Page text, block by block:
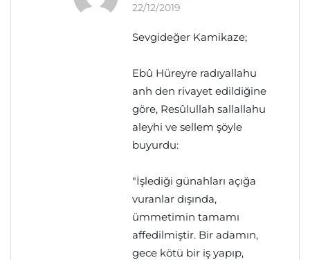
22/12/2019
Sevgideğer Kamikaze;
Ebû Hüreyre radıyallahu
anh den rivayet edildiğine
göre, Resûlullah sallallahu
aleyhi ve sellem şöyle
buyurdu:
"İşlediği günahları açığa
vuranlar dışında,
ümmetimin tamamı
affedilmiştir. Bir adamın,
gece kötü bir iş yapıp,